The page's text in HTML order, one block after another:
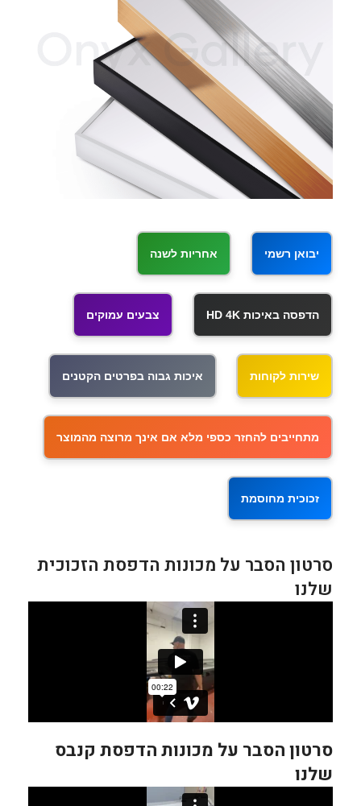
יבואן רשמי אחריות לשנה
הדפסה באיכות HD 4K צבעים עמוקים
שירות לקוחות איכות גבוה בפרטים הקטנים
מתחייבים להחזר כספי מלא אם אינך מרוצה מהמוצר
זכוכית מחוסמת
סרטון הסבר על מכונות הדפסת הזכוכית
שלנו
סרטון הסבר על מכונות הדפסת קנבס
שלנו